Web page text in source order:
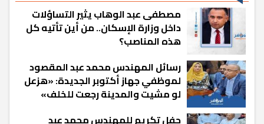
مصطفى عبد الوهاب يثير التساؤلات
داخل وزارة الإسكان.. من أين تأتيه كل
هذه المناصب؟
رسائل المهندس محمد عبد المقصود
لموظفي جهاز أكتوبر الجديدة: «هزعل
لو مشيت والمدينة رجعت للخلف»
حفل تكريم للمهندس محمد عبد